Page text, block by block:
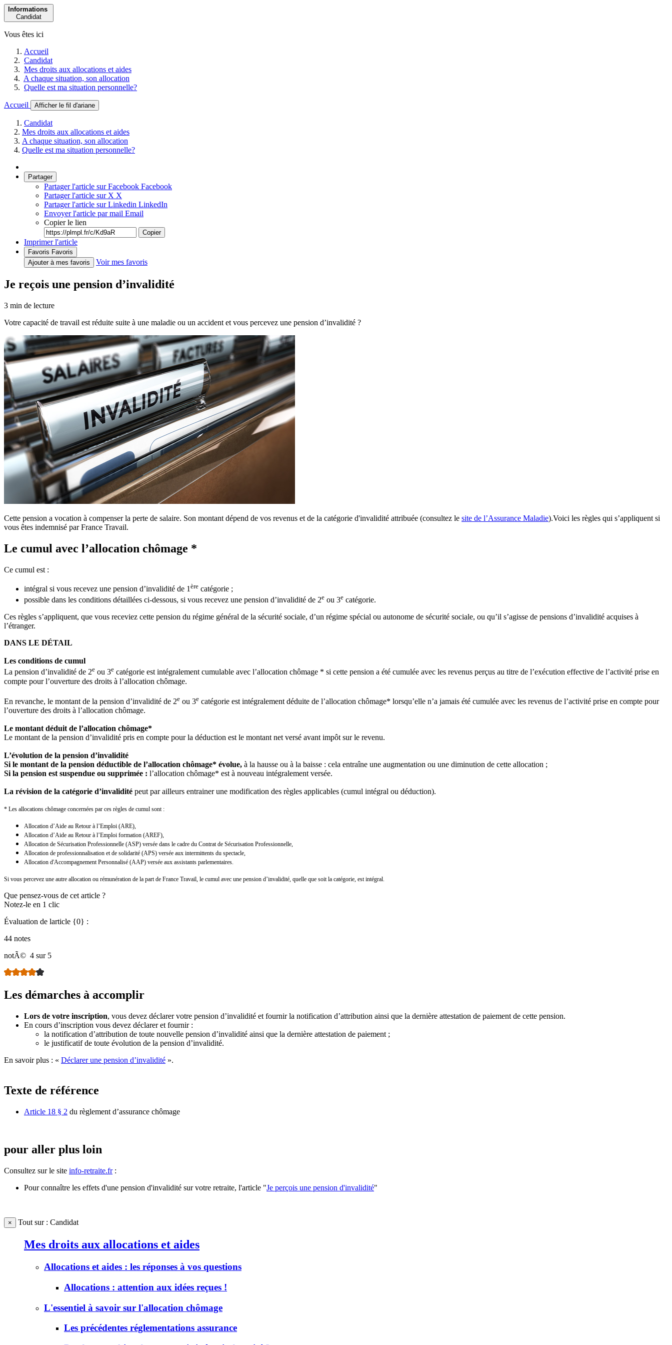
Informations
Candidat
Vous êtes ici
Accueil
Candidat
Mes droits aux allocations et aides
A chaque situation, son allocation
Quelle est ma situation personnelle?
Accueil Afficher le fil d'ariane
Candidat
Mes droits aux allocations et aides
A chaque situation, son allocation
Quelle est ma situation personnelle?
Partager
Partager l'article sur Facebook Facebook
Partager l'article sur X X
Partager l'article sur Linkedin LinkedIn
Envoyer l'article par mail Email
Copier le lien
Copier
Imprimer l'article
Favoris Favoris
Ajouter à mes favoris
Voir mes favoris
Je reçois une pension d’invalidité
3 min de lecture
Votre capacité de travail est réduite suite à une maladie ou un accident et vous percevez une pension d’invalidité ?
Cette pension a vocation à compenser la perte de salaire. Son montant dépend de vos revenus et de la catégorie d'invalidité attribuée (consultez le site de l’Assurance Maladie).Voici les règles qui s’appliquent si
vous êtes indemnisé par France Travail.
Le cumul avec l’allocation chômage *
Ce cumul est :
intégral si vous recevez une pension d’invalidité de 1 ère catégorie ;
possible dans les conditions détaillées ci-dessous, si vous recevez une pension d’invalidité de 2e ou 3e catégorie.
Ces règles s’appliquent, que vous receviez cette pension du régime général de la sécurité sociale, d’un régime spécial ou autonome de sécurité sociale, ou qu’il s’agisse de pensions d’invalidité acquises à
l’étranger.
DANS LE DÉTAIL
Les conditions de cumul
La pension d’invalidité de 2e ou 3e catégorie est intégralement cumulable avec l’allocation chômage * si cette pension a été cumulée avec les revenus perçus au titre de l’exécution effective de l’activité prise en
compte pour l’ouverture des droits à l’allocation chômage.
En revanche, le montant de la pension d’invalidité de 2e ou 3e catégorie est intégralement déduite de l’allocation chômage* lorsqu’elle n’a jamais été cumulée avec les revenus de l’activité prise en compte pour
l’ouverture des droits à l’allocation chômage.
Le montant déduit de l’allocation chômage*
Le montant de la pension d’invalidité pris en compte pour la déduction est le montant net versé avant impôt sur le revenu.
L’évolution de la pension d’invalidité
Si le montant de la pension déductible de l’allocation chômage* évolue, à la hausse ou à la baisse : cela entraîne une augmentation ou une diminution de cette allocation ;
Si la pension est suspendue ou supprimée : l’allocation chômage* est à nouveau intégralement versée.
La révision de la catégorie d’invalidité peut par ailleurs entrainer une modification des règles applicables (cumul intégral ou déduction).
* Les allocations chômage concernées par ces règles de cumul sont :
Allocation d’Aide au Retour à l’Emploi (ARE),
Allocation d’Aide au Retour à l’Emploi formation (AREF),
Allocation de Sécurisation Professionnelle (ASP) versée dans le cadre du Contrat de Sécurisation Professionnelle,
Allocation de professionnalisation et de solidarité (APS) versée aux intermittents du spectacle,
Allocation d'Accompagnement Personnalisé (AAP) versée aux assistants parlementaires.
Si vous percevez une autre allocation ou rémunération de la part de France Travail, le cumul avec une pension d’invalidité, quelle que soit la catégorie, est intégral.
Que pensez-vous de cet article ?
Notez-le en 1 clic
Évaluation de larticle {0} :
44 notes
notÃ© 4 sur 5
Les démarches à accomplir
Lors de votre inscription, vous devez déclarer votre pension d’invalidité et fournir la notification d’attribution ainsi que la dernière attestation de paiement de cette pension.
En cours d’inscription vous devez déclarer et fournir :
la notification d’attribution de toute nouvelle pension d’invalidité ainsi que la dernière attestation de paiement ;
le justificatif de toute évolution de la pension d’invalidité.
En savoir plus : « Déclarer une pension d’invalidité ».
Texte de référence
Article 18 § 2 du règlement d’assurance chômage
pour aller plus loin
Consultez sur le site info-retraite.fr:
Pour connaître les effets d'une pension d'invalidité sur votre retraite, l'article "Je perçois une pension d'invalidité"
× Tout sur : Candidat
Mes droits aux allocations et aides
Allocations et aides : les réponses à vos questions
Allocations : attention aux idées reçues !
L'essentiel à savoir sur l'allocation chômage
Les précédentes réglementations assurance